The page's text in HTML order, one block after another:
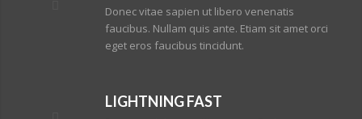
Donec vitae sapien ut libero venenatis
faucibus. Nullam quis ante. Etiam sit amet orci
eget eros faucibus tincidunt.
LIGHTNING FAST